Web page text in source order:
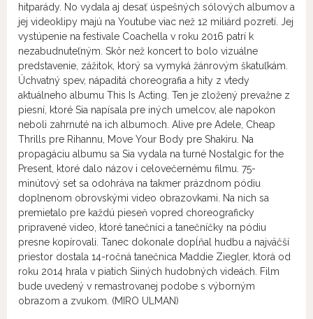
hitparády. No vydala aj desať úspešných sólových albumov a
jej videoklipy majú na Youtube viac než 12 miliárd pozretí. Jej
vystúpenie na festivale Coachella v roku 2016 patrí k
nezabudnuteľným. Skôr než koncert to bolo vizuálne
predstavenie, zážitok, ktorý sa vymyká žánrovým škatuľkám.
Úchvatný spev, nápaditá choreografia a hity z vtedy
aktuálneho albumu This Is Acting. Ten je zložený prevažne z
piesní, ktoré Sia napísala pre iných umelcov, ale napokon
neboli zahrnuté na ich albumoch. Alive pre Adele, Cheap
Thrills pre Rihannu, Move Your Body pre Shakiru. Na
propagáciu albumu sa Sia vydala na turné Nostalgic for the
Present, ktoré dalo názov i celovečernému filmu. 75-
minútový set sa odohráva na takmer prázdnom pódiu
doplnenom obrovskými video obrazovkami. Na nich sa
premietalo pre každú pieseň vopred choreograficky
pripravené video, ktoré tanečníci a tanečníčky na pódiu
presne kopírovali. Tanec dokonale dopĺňal hudbu a najväčší
priestor dostala 14-ročná tanečnica Maddie Ziegler, ktorá od
roku 2014 hrala v piatich Siiných hudobných videách. Film
bude uvedený v remastrovanej podobe s výborným
obrazom a zvukom. (MIRO ULMAN)